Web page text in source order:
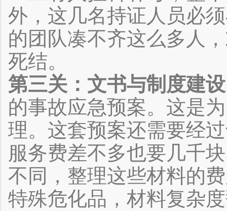
外，这几名持证人员必
的团队凑不齐这么多人
死结。
第三关：文书与制度建设
的事故应急预案。这是
理。这套预案还需要经
服务费差不多也要几千
不同，整理这些材料的
特殊危化品，材料复杂